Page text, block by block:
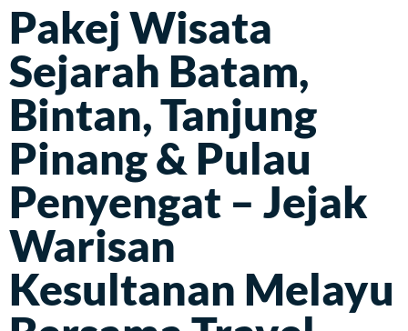
Pakej Wisata
Sejarah Batam,
Bintan, Tanjung
Pinang & Pulau
Penyengat – Jejak
Warisan
Kesultanan Melayu